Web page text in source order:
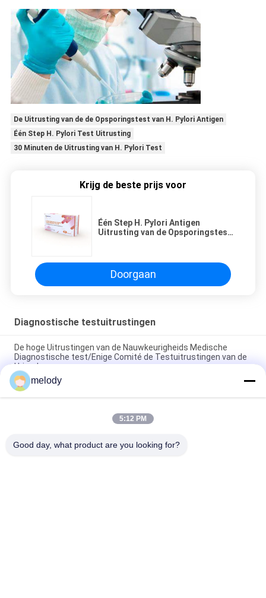
De Uitrusting van de de Opsporingstest van H. Pylori Antigen
Één Step H. Pylori Test Uitrusting
30 Minuten de Uitrusting van H. Pylori Test
Krijg de beste prijs voor
Één Step H. Pylori Antigen
Uitrusting van de Opsporingstest
Doorgaan
Diagnostische testuitrustingen
De hoge Uitrustingen van de Nauwkeurigheids Medische
Diagnostische test/Enige Comité de Testuitrustingen van de
Urinedrug
Medische de Teststroken van de Urinelandstreekbesmetting
voor Witte bloedlichaampjes/Nitriet het Ontdekken
HCG-Uitrusting van de Urine de Snelle Diagnostische test voor
melody
5:12 PM
Good day, what product are you looking for?